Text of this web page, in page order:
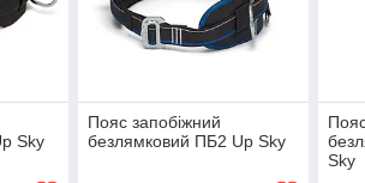
Sky
Пояс запобіжний
безлямковий ПБ2 Up Sky
Sky